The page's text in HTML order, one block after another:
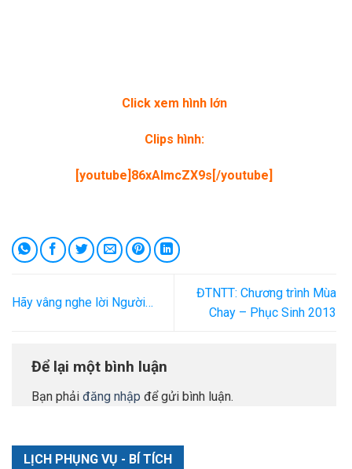
Click xem hình lớn
Clips hình:
[youtube]86xAlmcZX9s[/youtube]
Hãy vâng nghe lời Người…
ĐTNTT: Chương trình Mùa
Chay – Phục Sinh 2013
Để lại một bình luận
Bạn phải đăng nhập để gửi bình luận.
LỊCH PHỤNG VỤ - BÍ TÍCH